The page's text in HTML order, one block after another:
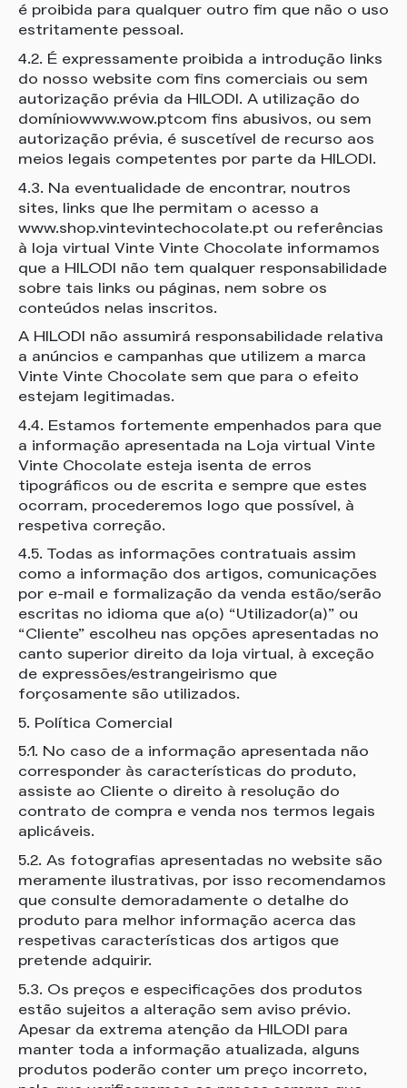
é proibida para qualquer outro fim que não o uso
estritamente pessoal.
4.2. É expressamente proibida a introdução links
do nosso website com fins comerciais ou sem
autorização prévia da HILODI. A utilização do
domíniowww.wow.ptcom fins abusivos, ou sem
autorização prévia, é suscetível de recurso aos
meios legais competentes por parte da HILODI.
4.3. Na eventualidade de encontrar, noutros
sites, links que lhe permitam o acesso a
www.shop.vintevintechocolate.pt ou referências
à loja virtual Vinte Vinte Chocolate informamos
que a HILODI não tem qualquer responsabilidade
sobre tais links ou páginas, nem sobre os
conteúdos nelas inscritos.
A HILODI não assumirá responsabilidade relativa
a anúncios e campanhas que utilizem a marca
Vinte Vinte Chocolate sem que para o efeito
estejam legitimadas.
4.4. Estamos fortemente empenhados para que
a informação apresentada na Loja virtual Vinte
Vinte Chocolate esteja isenta de erros
tipográficos ou de escrita e sempre que estes
ocorram, procederemos logo que possível, à
respetiva correção.
4.5. Todas as informações contratuais assim
como a informação dos artigos, comunicações
por e-mail e formalização da venda estão/serão
escritas no idioma que a(o) “Utilizador(a)” ou
“Cliente” escolheu nas opções apresentadas no
canto superior direito da loja virtual, à exceção
de expressões/estrangeirismo que
forçosamente são utilizados.
5. Política Comercial
5.1. No caso de a informação apresentada não
corresponder às características do produto,
assiste ao Cliente o direito à resolução do
contrato de compra e venda nos termos legais
aplicáveis.
5.2. As fotografias apresentadas no website são
meramente ilustrativas, por isso recomendamos
que consulte demoradamente o detalhe do
produto para melhor informação acerca das
respetivas características dos artigos que
pretende adquirir.
5.3. Os preços e especificações dos produtos
estão sujeitos a alteração sem aviso prévio.
Apesar da extrema atenção da HILODI para
manter toda a informação atualizada, alguns
produtos poderão conter um preço incorreto,